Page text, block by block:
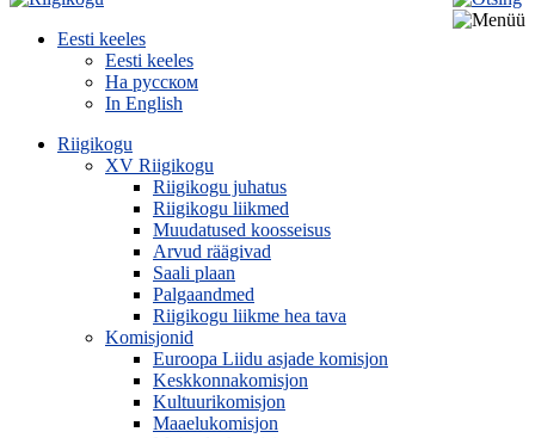
Eesti keeles
Eesti keeles
На русском
In English
Riigikogu
XV Riigikogu
Riigikogu juhatus
Riigikogu liikmed
Muudatused koosseisus
Arvud räägivad
Saali plaan
Palgaandmed
Riigikogu liikme hea tava
Komisjonid
Euroopa Liidu asjade komisjon
Keskkonnakomisjon
Kultuurikomisjon
Maaelukomisjon